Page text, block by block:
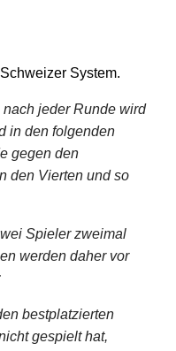
System.
jeder Runde wird
in den folgenden
gegen den
den Vierten und so
Spieler zweimal
werden daher vor
bestplatzierten
gespielt hat,